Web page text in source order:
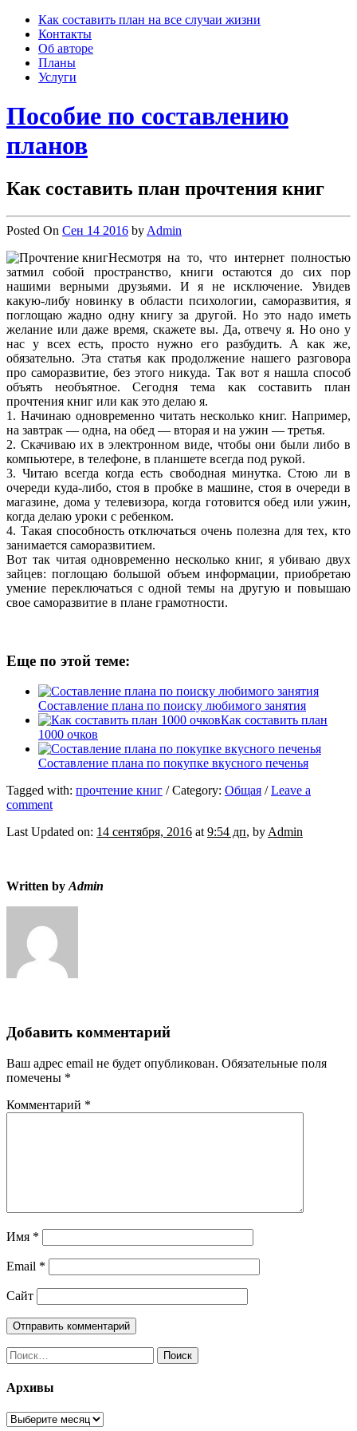
Skip
content
Как составить план на все случаи жизни
Контакты
Об авторе
Планы
Услуги
Пособие по составлению
планов
Как составить план прочтения книг
Posted On Сен 14 2016 by Admin
Несмотря на то, что интернет полностью
затмил собой пространство, книги остаются до сих пор
нашими верными друзьями. И я не исключение. Увидев
какую-либу новинку в области психологии, саморазвития, я
поглощаю жадно одну книгу за другой. Но это надо иметь
желание или даже время, скажете вы. Да, отвечу я. Но оно у
нас у всех есть, просто нужно его разбудить. А как же,
обязательно. Эта статья как продолжение нашего разговора
про саморазвитие, без этого никуда. Так вот я нашла способ
объять необъятное. Сегодня тема как составить план
прочтения книг или как это делаю я.
1. Начинаю одновременно читать несколько книг. Например,
на завтрак — одна, на обед — вторая и на ужин — третья.
2. Скачиваю их в электронном виде, чтобы они были либо в
компьютере, в телефоне, в планшете всегда под рукой.
3. Читаю всегда когда есть свободная минутка. Стою ли в
очереди куда-либо, стоя в пробке в машине, стоя в очереди в
магазине, дома у телевизора, когда готовится обед или ужин,
когда делаю уроки с ребенком.
4. Такая способность отключаться очень полезна для тех, кто
занимается саморазвитием.
Вот так читая одновременно несколько книг, я убиваю двух
зайцев: поглощаю большой объем информации, приобретаю
умение переключаться с одной темы на другую и повышаю
свое саморазвитие в плане грамотности.
Еще по этой теме:
Составление плана по поиску любимого занятия
Как составить план
1000 очков
Составление плана по покупке вкусного печенья
Tagged with: прочтение книг / Category: Общая / Leave a
comment
Last Updated on: 14 сентября, 2016 at 9:54 дп, by Admin
Written by Admin
Добавить комментарий
Ваш адрес email не будет опубликован. Обязательные поля
помечены *
Комментарий *
Имя *
Email *
Сайт
Найти:
Архивы
Архивы